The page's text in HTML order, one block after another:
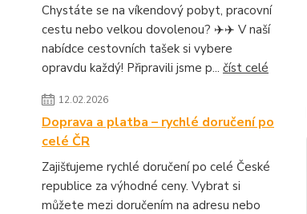
Chystáte se na víkendový pobyt, pracovní
cestu nebo velkou dovolenou? ✈️✈️ V naší
nabídce cestovních tašek si vybere
opravdu každý! Připravili jsme p... číst celé
12.02.2026
Doprava a platba – rychlé doručení po
celé ČR
Zajišťujeme rychlé doručení po celé České
republice za výhodné ceny. Vybrat si
můžete mezi doručením na adresu nebo